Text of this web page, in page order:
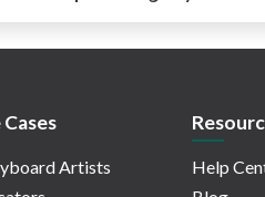
Cases
Artists
Help